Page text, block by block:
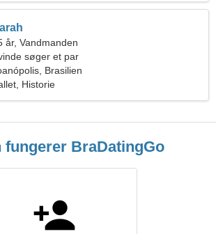
år, Vandmanden
søger et par
Brasilien
Historie
fungerer BraDatingGo